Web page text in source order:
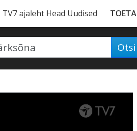
TV7 ajaleht Head Uudised TOETA
Otsi